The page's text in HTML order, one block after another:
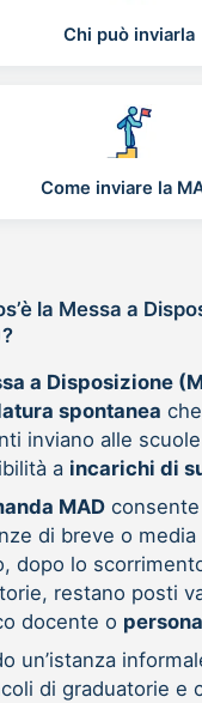
Chi può inviarla
Come inviare la
Messa a Disposizione
a Disposizione
spontanea
inviano alle
a incarichi di
MADconsente
di breve o media
dopo lo
restano posti
docente o
un’istanza
di graduatorie e